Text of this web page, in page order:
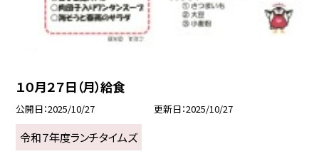
１０月２７日（月）給食
公開日 2025/10/27 更新日 2025/10/27
令和７年度ランチタイムズ